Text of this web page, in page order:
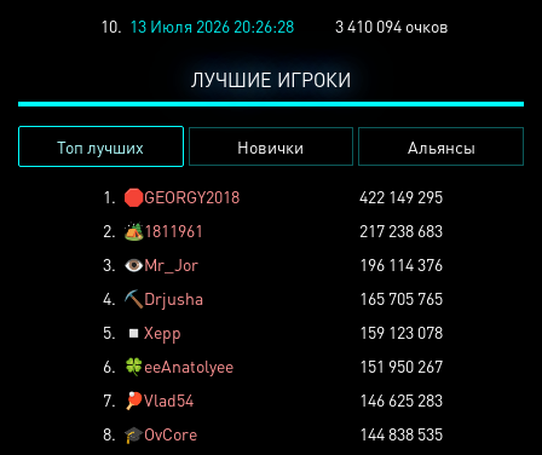
10. 13 Июля 2026 20:26:28 3 410 094 очков
ЛУЧШИЕ ИГРОКИ
Топ лучших Новички Альянсы
1. 🛑GEORGY2018
422 149 295
2. 🏕️1811961
217 238 683
3. 👁️Mr_Jor
196 114 376
4. ⛏️ Drjusha
165 705 765
5.
◽ Xepp
159 123 078
6. 🍀eeAnatolyee
151 950 267
7.
🏓Vlad54
146 625 283
8. 🎓OvCore
144 838 535